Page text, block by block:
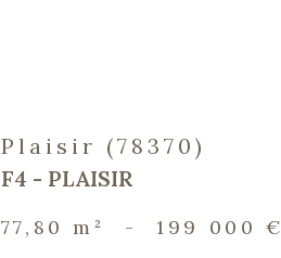
Plaisir (78370)
F4 - PLAISIR
77,80 m² - 199 000 €